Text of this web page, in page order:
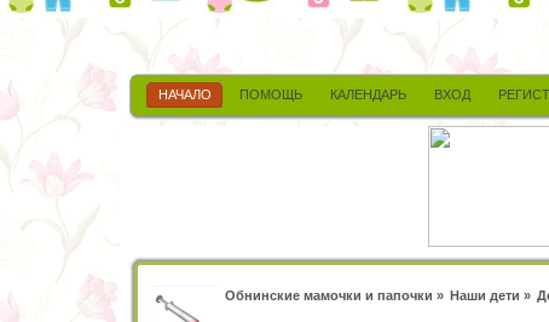
НАЧАЛО ПОМОЩЬ КАЛЕНДАРЬ ВХОД
Обнинские мамочки и папочки » Наши дети »